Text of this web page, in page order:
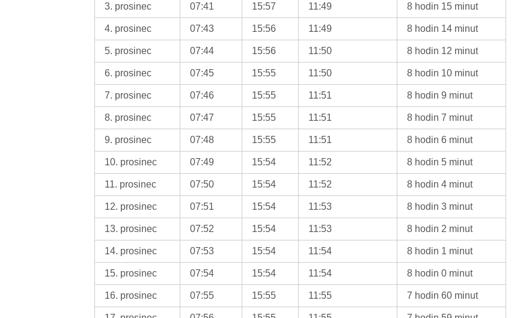
3. prosinec 07:41 15:57 11:49 8 hodin 15 minut
4. prosinec 07:43 15:56 11:49 8 hodin 14 minut
5. prosinec 07:44 15:56 11:50 8 hodin 12 minut
6. prosinec 07:45 15:55 11:50 8 hodin 10 minut
7. prosinec 07:46 15:55 11:51 8 hodin 9 minut
8. prosinec 07:47 15:55 11:51 8 hodin 7 minut
9. prosinec 07:48 15:55 11:51 8 hodin 6 minut
10. prosinec 07:49 15:54 11:52 8 hodin 5 minut
11. prosinec 07:50 15:54 11:52 8 hodin 4 minut
12. prosinec 07:51 15:54 11:53 8 hodin 3 minut
13. prosinec 07:52 15:54 11:53 8 hodin 2 minut
14. prosinec 07:53 15:54 11:54 8 hodin 1 minut
15. prosinec 07:54 15:54 11:54 8 hodin 0 minut
16. prosinec 07:55 15:55 11:55 7 hodin 60 minut